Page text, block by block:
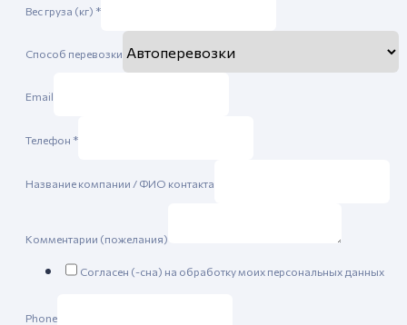
Вес груза (кг) *
Способ перевозки
Email
Телефон *
Название компании / ФИО контакта
Комментарии (пожелания)
Согласен (-сна) на обработку моих персональных данных
Phone